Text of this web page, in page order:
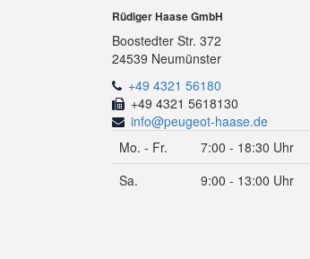
Rüdiger Haase GmbH
Boostedter Str. 372
24539 Neumünster
+49 4321 56180
+49 4321 5618130
info@peugeot-haase.de
Mo. - Fr.
7:00 - 18:30 Uhr
Sa.
9:00 - 13:00 Uhr